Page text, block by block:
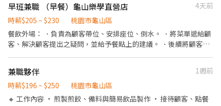
津貼加碼250~600💸 🕒 上班時段 ▪ 早班：08:00 - 17:00｜時薪
$210 ▪ 晚班：18:00 - 03:00｜時薪 $240 地址: 桃1📍桃園市大園區
建國路 桃3📍桃園市大園區中山南路 桃4📍桃園市觀音區玉林路一段
桃5📍桃園市觀音區寶倉街 桃6📍桃園市大園區航翔路 RC8📍桃園市
楊梅區環東路 桃9📍桃園市大園區建國路 桃17📍桃園市大園區開和
路 ━━━━━━━━━━━━━━━━━━━━━ ❤️𝑳𝒊𝒏𝒆 𝑰𝑫：
【@317tpzqd】明熙-Blue專員 加入後請留下您的姓名+電話+職缺
⭕️免費諮詢 ❌無收取仲介費
早班兼職 （早餐）龜山樂學直營店
4天前
時薪$205 ~ $230
桃園市龜山區
餐飲外場： ．負責為顧客帶位、安排座位、倒水。 ．將菜單遞給顧
客、解決顧客提出之疑問，並給予餐點上的建議。 ．後續將顧客點
負責結帳、收銀等工作。 餐飲內場： ．擔任廚師的助手，處理烹飪
前與烹飪中之準備工作與其他餐廳相關事務。 ．負責洗、剝、削、
切各種食材。 ．負責清理工作環境、設備和餐具。 ．準備不同餐點
兼職夥伴
1週前
時薪$196 ~ $250
桃園市龜山區
🔸 工作內容 • 煎製煎餃、備料與簡易飲品製作 • 接待顧客、點餐